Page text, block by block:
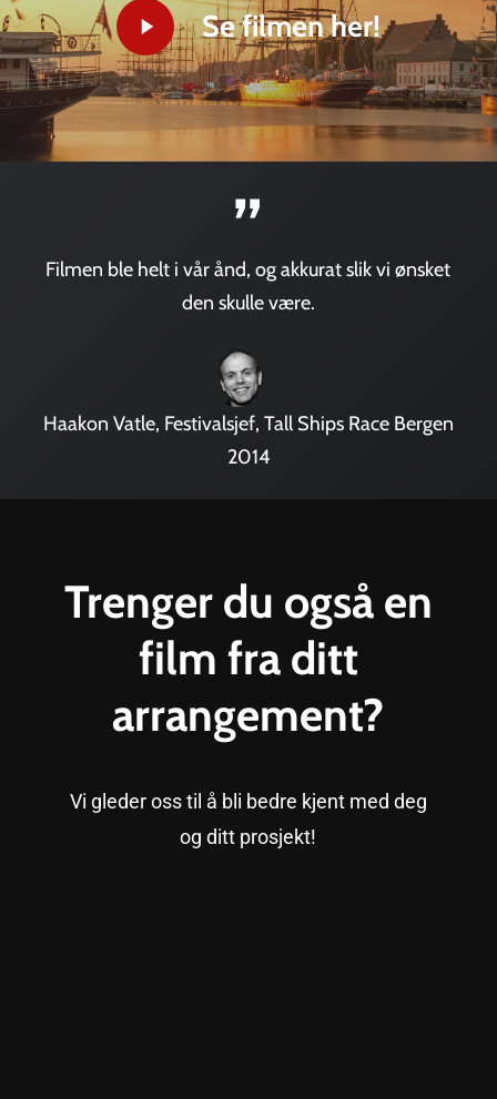
Play
Video
Se filmen her!
”
Filmen ble helt i vår ånd, og akkurat slik vi ønsket
den skulle være.
Haakon Vatle, Festivalsjef, Tall Ships Race Bergen
2014
Trenger du også en
film fra ditt
arrangement?
Vi gleder oss til å bli bedre kjent med deg
og ditt prosjekt!